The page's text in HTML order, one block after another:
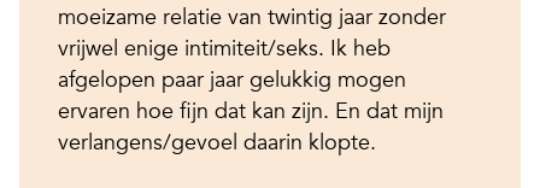
moeizame relatie van twintig jaar zonder
vrijwel enige intimiteit/seks. Ik heb
afgelopen paar jaar gelukkig mogen
ervaren hoe fijn dat kan zijn. En dat mijn
verlangens/gevoel daarin klopte.